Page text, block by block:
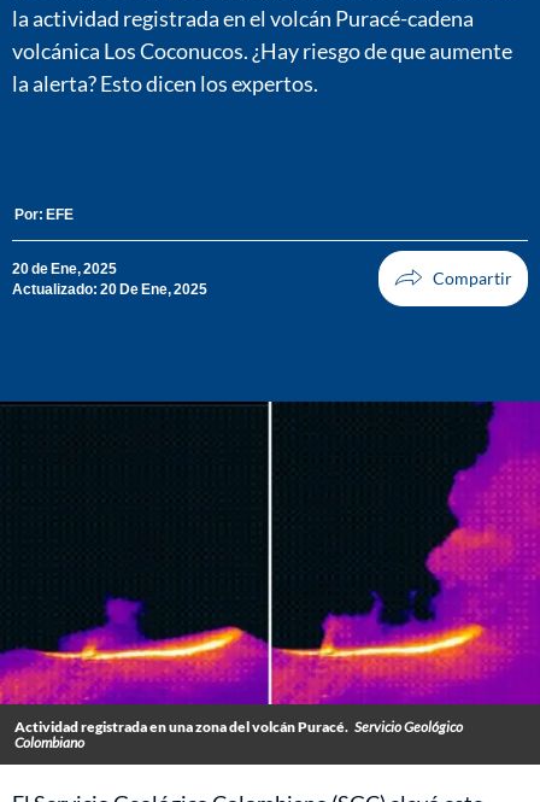
la actividad registrada en el volcán Puracé-cadena
volcánica Los Coconucos. ¿Hay riesgo de que aumente
la alerta? Esto dicen los expertos.
Por: EFE
20 de Ene, 2025
Actualizado: 20 De Ene, 2025
Actividad registrada en una zona del volcán Puracé. Servicio Geológico
Colombiano